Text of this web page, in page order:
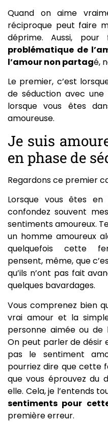
Quand on aime
réciproque peut faire
déprime. Aussi,
problématique de
l’amour non partagé,
Le premier, c’est
de séduction avec une
lorsque vous êtes
amoureuse.
Je suis
en phase de
Regardons ce premier
Lorsque vous êtes
confondez souvent
sentiments amoureux.
un homme amoureux
quelquefois cette
pensent, même, que
qu’ils n’ont pas fait
quelques bavardages.
Vous comprenez bien
vrai amour et la
personne aimée ou de
On peut parler de désir
pas le sentiment
pourriez dire que cette
que vous éprouvez du
elle. Cela, je l’entends
sentiments pour
première erreur.